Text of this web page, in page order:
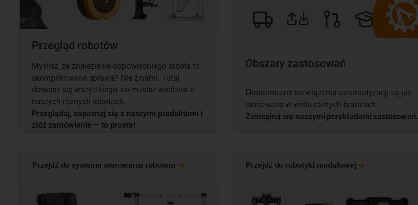
Przegląd robotów
Myślisz, że znalezienie odpowiedniego robota to
skomplikowana sprawa? Nie z nami. Tutaj
dowiesz się wszystkiego, co musisz wiedzieć o
naszych różnych robotach.
Przeglądaj, zapoznaj się z naszymi produktami i
złóż zamówienie — to proste!
Obszary zastosowań
Ekonomiczne rozwiązania automatyzacji są już
stosowane w wielu różnych branżach.
Zainspiruj się naszymi przykładami zastosowań.
Przejdź do systemu sterowania robotem Przejdź do robotyki modułowej